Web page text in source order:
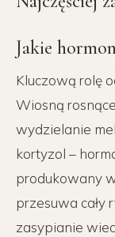
Jakie
Kluczową rolę
Wiosną
wydzielanie
kortyzol –
produkowany
przesuwa cały
zasypianie